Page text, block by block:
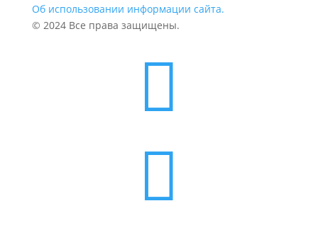
Об использовании информации сайта.
© 2024 Все права защищены.

